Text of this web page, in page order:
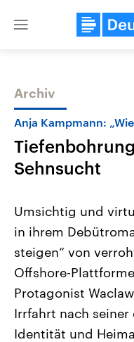
Close
Themen
USA
Aktuelle Beiträge,
Hintergründe
Wirtschaftlich und
gehören die Vereinigten
den mächtigsten
mit großem Einfluss auf
Archiv
Anja Kampmann:
Sehnsucht
Umsichtig und
in ihrem
steigen“ von
Offshore-
Protagonist
Irrfahrt nach seiner
Identität und